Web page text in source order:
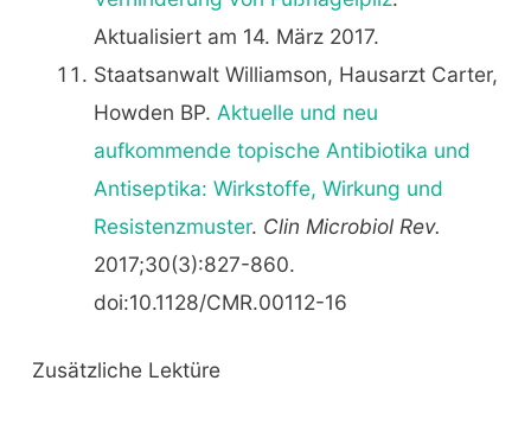
Aktualisiert am 14. März 2017.
Staatsanwalt Williamson, Hausarzt Carter,
Howden BP. Aktuelle und neu
aufkommende topische Antibiotika und
Antiseptika: Wirkstoffe, Wirkung und
Resistenzmuster. Clin Microbiol Rev.
2017;30(3):827-860.
doi:10.1128/CMR.00112-16
Zusätzliche Lektüre